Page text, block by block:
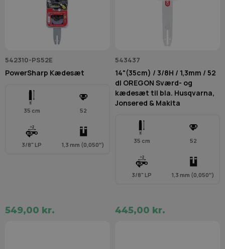
542310-PS52E
PowerSharp Kædesæt
35 cm 52
3/8" LP 1,3 mm (0,050″)
549,00 kr.
543437
14"(35cm) / 3/8H / 1,3mm / 52
dl OREGON Sværd- og
kædesæt til bla. Husqvarna,
Jonsered & Makita
35 cm 52
3/8" LP 1,3 mm (0,050″)
445,00 kr.